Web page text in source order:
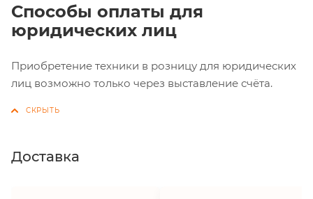
Способы оплаты для
юридических лиц
Приобретение техники в розницу для юридических
лиц возможно только через выставление счёта.
Доставка